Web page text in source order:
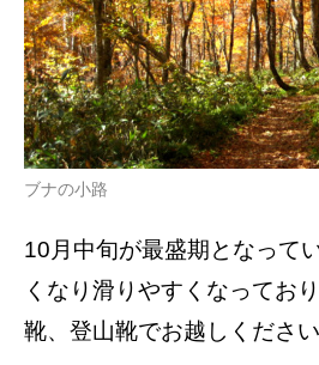
ブナの小路
10月中旬が最盛期となって
くなり滑りやすくなってお
靴、登山靴でお越しください